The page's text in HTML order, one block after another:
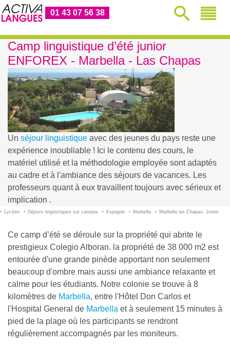
01 43 07 56 38
Camp linguistique d’été junior
ENFOREX - Marbella - Las Chapas
Un séjour linguistique avec des jeunes du pays reste une
expérience inoubliable ! Ici le contenu des cours, le
matériel utilisé et la méthodologie employée sont adaptés
au cadre et à l'ambiance des séjours de vacances. Les
professeurs quant à eux travaillent toujours avec sérieux et
implication .
Lycéen Séjours linguistiques sur campus Espagne Marbella Marbella las Chapas- Junior
Ce camp d’été se déroule sur la propriété qui abrite le
prestigieux Colegio Alboran. la propriété de 38 000 m2 est
entourée d'une grande pinède apportant non seulement
beaucoup d'ombre mais aussi une ambiance relaxante et
calme pour les étudiants. Notre colonie se trouve à 8
kilomètres de Marbella, entre l'Hôtel Don Carlos et
l'Hospital General de Marbella et à seulement 15 minutes à
pied de la plage où les participants se rendront
régulièrement accompagnés par les moniteurs.